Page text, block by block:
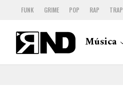
FUNK GRIME POP RAP TRAP
Música